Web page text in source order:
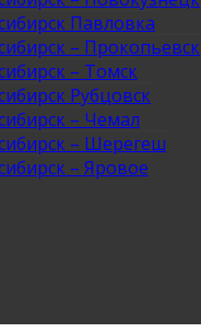
Павловка
– Прокопьевск
– Томск
Рубцовск
– Чемал
– Шерегеш
– Яровое